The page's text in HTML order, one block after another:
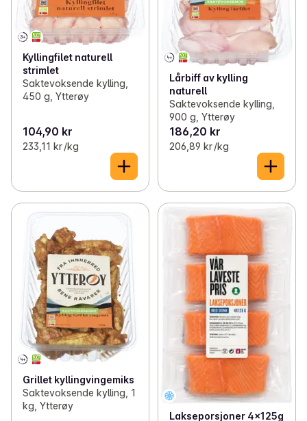
Kyllingfilet naturell
strimlet
Saktevoksende kylling,
450 g, Ytterøy
104,90 kr
233,11 kr /kg
Lårbiff av kylling
naturell
Saktevoksende kylling,
900 g, Ytterøy
186,20 kr
206,89 kr /kg
Grillet kyllingvingemiks
Saktevoksende kylling, 1
kg, Ytterøy
Lakseporsjoner 4x125g